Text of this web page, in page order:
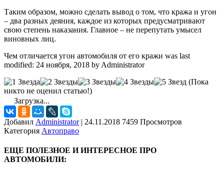
Таким образом, можно сделать вывод о том, что кража и угон
– два разных деяния, каждое из которых предусматривают
свою степень наказания. Главное – не перепутать умысел
виновных лиц.
Чем отличается угон автомобиля от его кражи was last
modified: 24 ноября, 2018 by Administrator
(Пока
никто не оценил статью!)
Загрузка...
Добавил Administrator | 24.11.2018 7459 Просмотров
Категория Автоправо
ЕЩЕ ПОЛЕЗНОЕ И ИНТЕРЕСНОЕ ПРО
АВТОМОБИЛИ: